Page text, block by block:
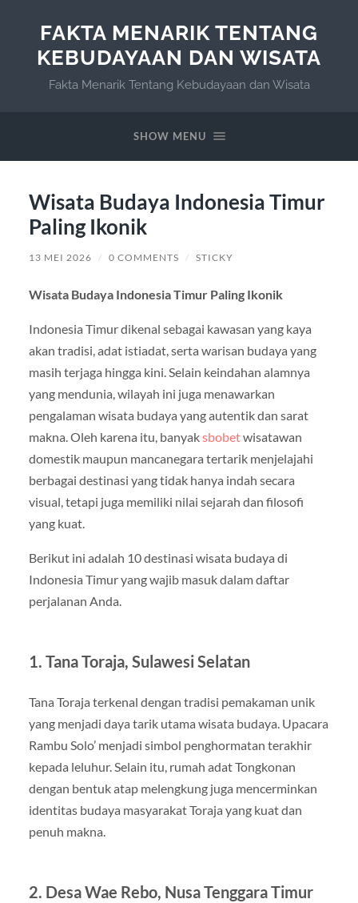
FAKTA MENARIK TENTANG
KEBUDAYAAN DAN WISATA
Fakta Menarik Tentang Kebudayaan dan Wisata
SHOW MENU
Wisata Budaya Indonesia Timur
Paling Ikonik
13 MEI 2026 / 0 COMMENTS / STICKY
Wisata Budaya Indonesia Timur Paling Ikonik
Indonesia Timur dikenal sebagai kawasan yang kaya
akan tradisi, adat istiadat, serta warisan budaya yang
masih terjaga hingga kini. Selain keindahan alamnya
yang mendunia, wilayah ini juga menawarkan
pengalaman wisata budaya yang autentik dan sarat
makna. Oleh karena itu, banyaksbobetwisatawan
domestik maupun mancanegara tertarik menjelajahi
berbagai destinasi yang tidak hanya indah secara
visual, tetapi juga memiliki nilai sejarah dan filosofi
yang kuat.
Berikut ini adalah 10 destinasi wisata budaya di
Indonesia Timur yang wajib masuk dalam daftar
perjalanan Anda.
1. Tana Toraja, Sulawesi Selatan
Tana Toraja terkenal dengan tradisi pemakaman unik
yang menjadi daya tarik utama wisata budaya. Upacara
Rambu Solo’ menjadi simbol penghormatan terakhir
kepada leluhur. Selain itu, rumah adat Tongkonan
dengan bentuk atap melengkung juga mencerminkan
identitas budaya masyarakat Toraja yang kuat dan
penuh makna.
2. Desa Wae Rebo, Nusa Tenggara Timur